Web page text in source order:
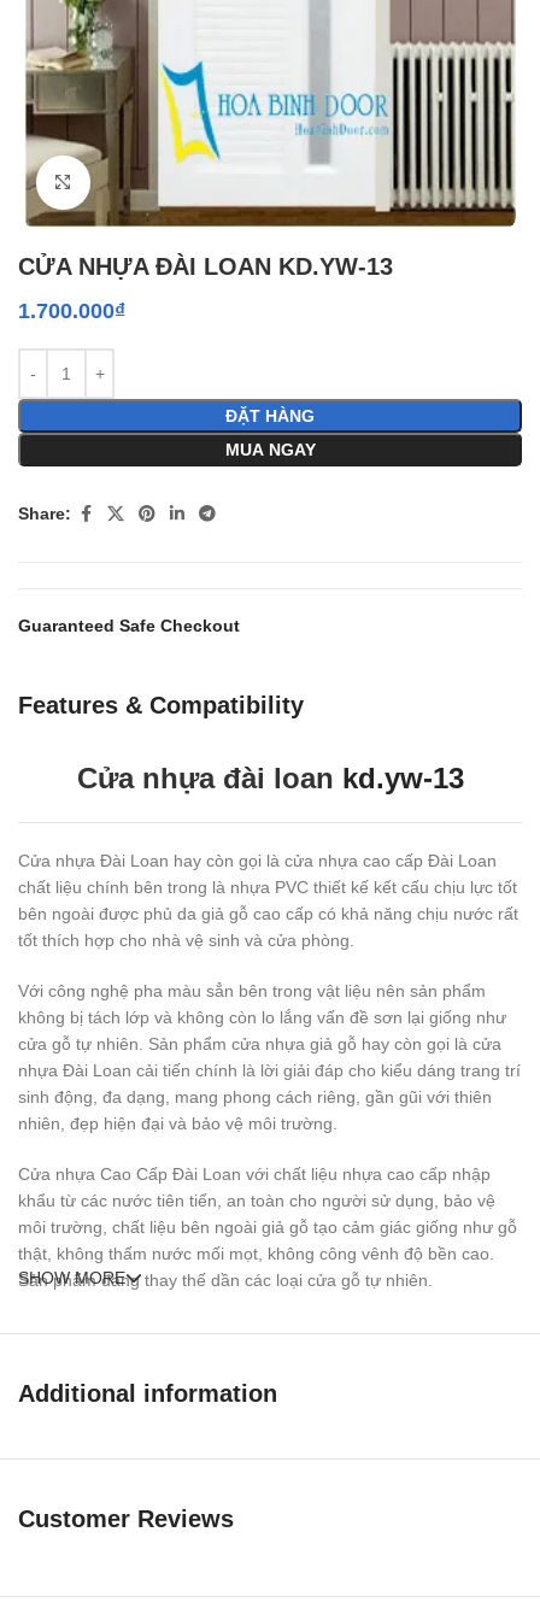
Click to enlarge
CỬA NHỰA ĐÀI LOAN KD.YW-13
1.700.000₫
ĐẶT HÀNG
MUA NGAY
Share:
Guaranteed Safe Checkout
Features & Compatibility
Cửa nhựa đài loan kd.yw-13
Cửa nhựa Đài Loan hay còn gọi là cửa nhựa cao cấp Đài Loan
chất liệu chính bên trong là nhựa PVC thiết kế kết cấu chịu lực tốt
bên ngoài được phủ da giả gỗ cao cấp có khả năng chịu nước rất
tốt thích hợp cho nhà vệ sinh và cửa phòng.
Với công nghệ pha màu sẳn bên trong vật liệu nên sản phẩm
không bị tách lớp và không còn lo lắng vấn đề sơn lại giống như
cửa gỗ tự nhiên. Sản phẩm cửa nhựa giả gỗ hay còn gọi là cửa
nhựa Đài Loan cải tiến chính là lời giải đáp cho kiểu dáng trang trí
sinh động, đa dạng, mang phong cách riêng, gần gũi với thiên
nhiên, đẹp hiện đại và bảo vệ môi trường.
Cửa nhựa Cao Cấp Đài Loan với chất liệu nhựa cao cấp nhập
khẩu từ các nước tiên tiến, an toàn cho người sử dụng, bảo vệ
môi trường, chất liệu bên ngoài giả gỗ tạo cảm giác giống như gỗ
thật, không thấm nước mối mọt, không công vênh độ bền cao.
Sản phẩm đang thay thế dần các loại cửa gỗ tự nhiên.
Ưu điểm củaCửa nhựa đài loan
kd.yw-13
Chịu nước, chịu ẩm và các chất thải nên có độ bền cao.
SHOW MORE
Additional information
Customer Reviews